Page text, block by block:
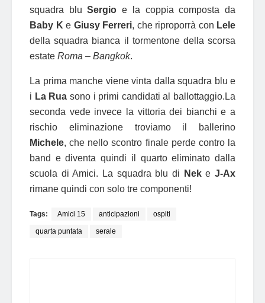
squadra bluSergio e la coppia composta da
Baby K e Giusy Ferreri, che riproporrà con Lele
della squadra bianca il tormentone della scorsa
estate Roma – Bangkok.
La prima manche viene vinta dalla squadra blu e
i La Rua sono i primi candidati al ballottaggio.La
seconda vede invece la vittoria dei bianchi e a
rischio eliminazione troviamo il ballerino
Michele, che nello scontro finale perde contro la
band e diventa quindi il quarto eliminato dalla
scuola di Amici. La squadra blu di
NekeJ-Ax
rimane quindi con solo tre componenti!
Tags: Amici 15 anticipazioni ospiti
quarta puntata serale